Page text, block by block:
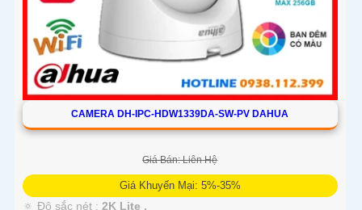
CAMERA DH-IPC-HDW1339DA-SW-PV DAHUA
Giá Bán: Liên Hệ
Giá Khuyến Mại: 5%-35%
🔅 Độ sắc nét : 2K Lite .